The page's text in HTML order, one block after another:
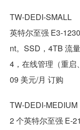
TW-DEDI-SMALL
英特尔至强 E3-
nt。SSD，4TB 流
4，在线管理（重
09 美元/月 订购
TW-DEDI-MEDIUM
2 个英特尔至强 E-